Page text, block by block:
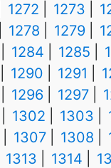
1272 1273
1278 1279
1284 1285
1290 1291
1296 1297
1302 1303
1307 1308
1313 1314